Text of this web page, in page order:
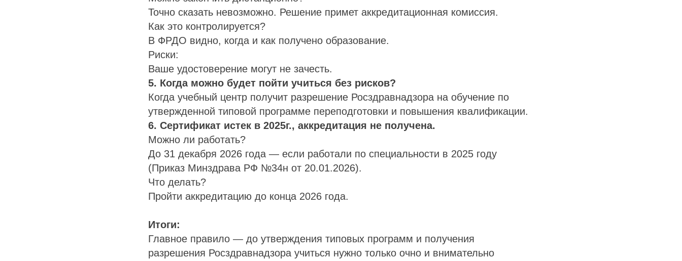
Точно сказать невозможно. Решение примет аккредитационная комиссия.
Как это контролируется?
В ФРДО видно, когда и как получено образование.
Риски:
Ваше удостоверение могут не зачесть.
5. Когда можно будет пойти учиться без рисков?
Когда учебный центр получит разрешение Росздравнадзора на обучение по
утвержденной типовой программе переподготовки и повышения квалификации.
6. Сертификат истек в 2025г., аккредитация не получена.
Можно ли работать?
До 31 декабря 2026 года — если работали по специальности в 2025 году
(Приказ Минздрава РФ №34н от 20.01.2026).
Что делать?
Пройти аккредитацию до конца 2026 года.
Итоги:
Главное правило — до утверждения типовых программ и получения
разрешения Росздравнадзора учиться нужно только очно и внимательно